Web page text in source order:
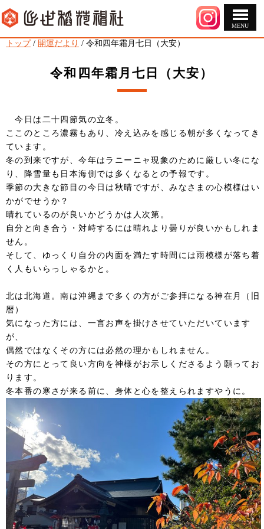
このページの本文へ
MENU
現
トップ / 開運だより / 令和四年霜月七日（大安）
令和四年霜月七日（大安）
今日は二十四節気の立冬。
ここのところ濃霧もあり、冷え込みを感じる朝が多くなってき
ています。
冬の到来ですが、今年はラニーニャ現象のために厳しい冬にな
り、降雪量も日本海側では多くなるとの予報です。
季節の大きな節目の今日は秋晴ですが、みなさまの心模様はい
かがでせうか？
晴れているのが良いかどうかは人次第。
自分と向き合う・対峙するには晴れより曇りが良いかもしれま
せん。
そして、ゆっくり自分の内面を満たす時間には雨模様が落ち着
く人もいらっしゃるかと。
北は北海道。南は沖縄まで多くの方がご参拝になる神在月（旧
暦）
気になった方には、一言お声を掛けさせていただいています
が、
偶然ではなくその方には必然の理かもしれません。
その方にとって良い方向を神様がお示しくださるよう願ってお
ります。
冬本番の寒さが来る前に、身体と心を整えられますやうに。